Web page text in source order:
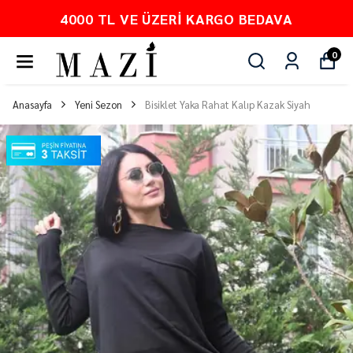
4000 TL VE ÜZERI KARGO BEDAVA
0
Anasayfa Yeni Sezon Bisiklet Yaka Rahat Kalıp Kazak Siyah